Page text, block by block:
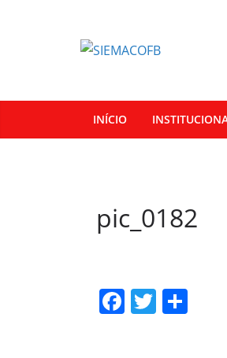
INÍCIO
pic_0182
F T